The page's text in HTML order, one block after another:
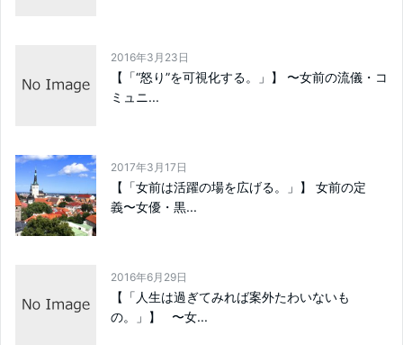
2016年3月23日
【「“怒り”を可視化する。」】 〜女前の流儀・コ
ミュニ...
2017年3月17日
【「女前は活躍の場を広げる。」】 女前の定
義〜女優・黒...
2016年6月29日
【「人生は過ぎてみれば案外たわいないも
の。」】 〜女...